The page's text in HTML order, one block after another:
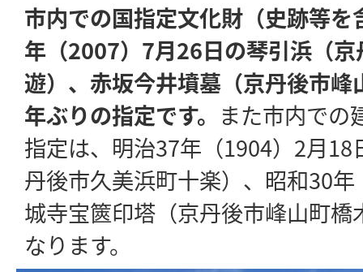
市内での国指定文化財（史跡等
年（2007）7月26日の琴引浜（
遊）、赤坂今井墳墓（京丹後市
年ぶりの指定です。 また市内での
指定は、明治37年（1904）2月
丹後市久美浜町十楽）、昭和30
城寺宝篋印塔（京丹後市峰山町
なります。